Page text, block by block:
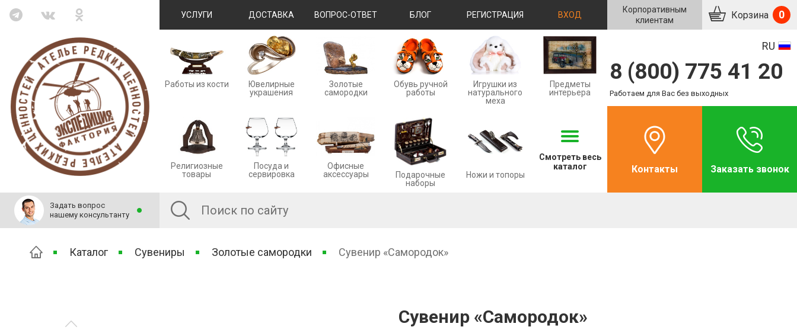
УСЛУГИ ДОСТАВКА ВОПРОС-ОТВЕТ БЛОГ РЕГИСТРАЦИЯ ВХОД
Корпоративным
клиентам
Корзина 0
Работы из кости
Ювелирные
украшения
Золотые
cамородки
Обувь ручной
работы
Игрушки из
натурального
меха
Предметы
интерьера
Религиозные
товары
Посуда и
сервировка
Офисные
аксессуары
Подарочные
наборы
Ножи и топоры
Смотреть весь
каталог
RU
8 (800) 775 41 20
Работаем для Вас без выходных
Контакты Заказать звонок
Задать вопрос
нашему консультанту
Каталог Сувениры Золотые самородки Сувенир «Самородок»
Сувенир «Самородок»